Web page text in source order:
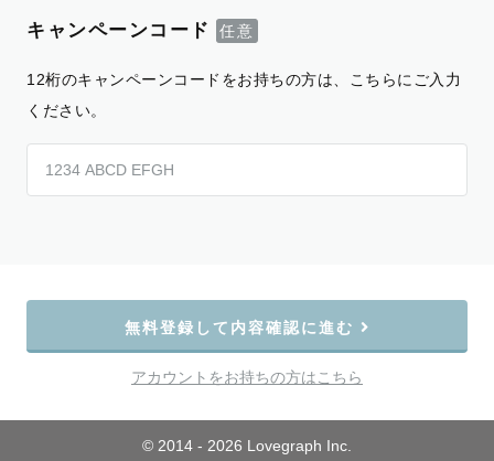
キャンペーンコード
12桁のキャンペーンコードをお持ちの方は、こちらにご入力
ください。
無料登録して内容確認に進む
アカウントをお持ちの方はこちら
© 2014 - 2026 Lovegraph Inc.